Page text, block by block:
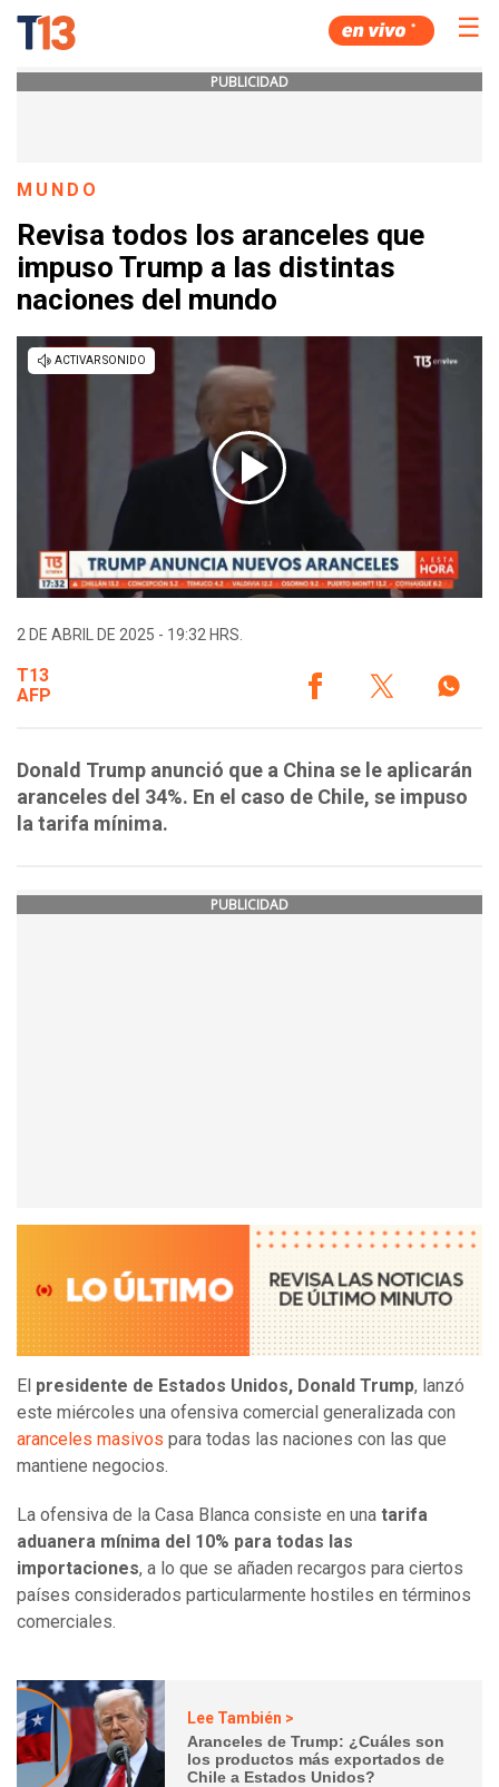
☰
PUBLICIDAD
MUNDO
Revisa todos los aranceles que
impuso Trump a las distintas
naciones del mundo
2 DE ABRIL DE 2025 - 19:32 HRS.
T13
AFP
Donald Trump anunció que a China se le aplicarán
aranceles del 34%. En el caso de Chile, se impuso
la tarifa mínima.
PUBLICIDAD
El presidente de Estados Unidos, Donald Trump, lanzó
este miércoles una ofensiva comercial generalizada con
aranceles masivos para todas las naciones con las que
mantiene negocios.
La ofensiva de la Casa Blanca consiste en una tarifa
aduanera mínima del 10% para todas las
importaciones, a lo que se añaden recargos para ciertos
países considerados particularmente hostiles en términos
comerciales.
Lee También >
Aranceles de Trump: ¿Cuáles son
los productos más exportados de
Chile a Estados Unidos?